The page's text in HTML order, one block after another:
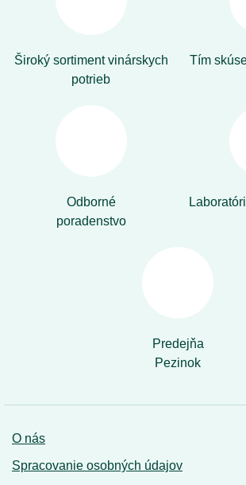
Široký sortiment vinárskych
potrieb
Tím
Odborné
poradenstvo
Predejňa
Pezinok
O nás
Spracovanie osobných údajov